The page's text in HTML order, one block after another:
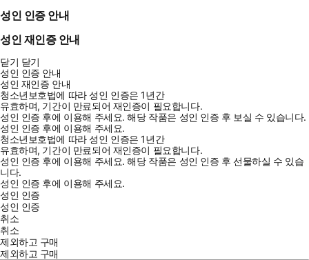
성인 인증 안내
성인 재인증 안내
닫기 닫기
성인 인증 안내
성인 재인증 안내
청소년보호법에 따라 성인 인증은 1년간
유효하며, 기간이 만료되어 재인증이 필요합니다.
성인 인증 후에 이용해 주세요.해당 작품은 성인 인증 후 보실 수 있습니다.
성인 인증 후에 이용해 주세요.
청소년보호법에 따라 성인 인증은 1년간
유효하며, 기간이 만료되어 재인증이 필요합니다.
성인 인증 후에 이용해 주세요.해당 작품은 성인 인증 후 선물하실 수 있습
니다.
성인 인증 후에 이용해 주세요.
성인 인증
성인 인증
취소
취소
제외하고 구매
제외하고 구매